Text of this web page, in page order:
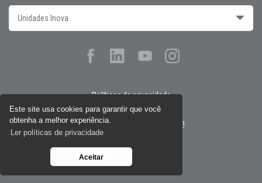
Este site usa cookies para garantir que você
obtenha a melhor experiência.
Ler políticas de privacidade
Aceitar
Unidades Inova
Políticas de privacidade
Desenvolvido por